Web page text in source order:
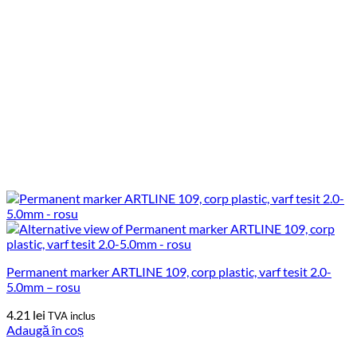
Permanent marker ARTLINE 109, corp plastic, varf tesit 2.0-
5.0mm – rosu
4.21 lei TVA inclus
Adaugă în coș